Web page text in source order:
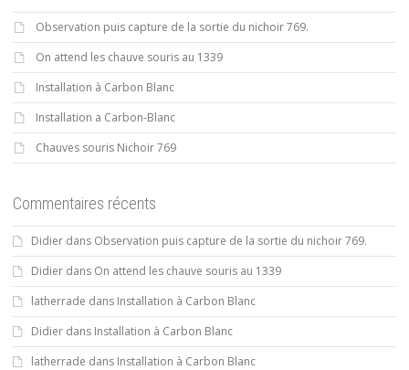
Observation puis capture de la sortie du nichoir 769.
On attend les chauve souris au 1339
Installation à Carbon Blanc
Installation a Carbon-Blanc
Chauves souris Nichoir 769
Commentaires récents
Didier dans Observation puis capture de la sortie du nichoir 769.
Didier dans On attend les chauve souris au 1339
latherrade dans Installation à Carbon Blanc
Didier dans Installation à Carbon Blanc
latherrade dans Installation à Carbon Blanc